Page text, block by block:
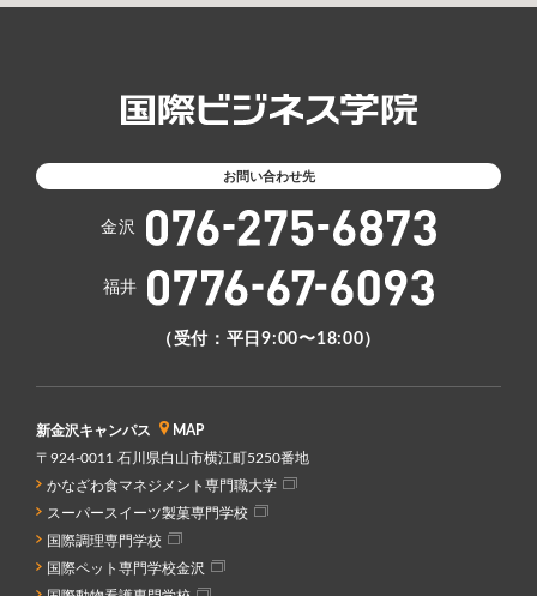
お問い合わせ先
金沢
福井
（受付：平日9:00〜18:00）
新金沢キャンパス
MAP
〒924-0011 石川県白山市横江町5250番地
かなざわ食マネジメント専門職大学
スーパースイーツ製菓専門学校
国際調理専門学校
国際ペット専門学校金沢